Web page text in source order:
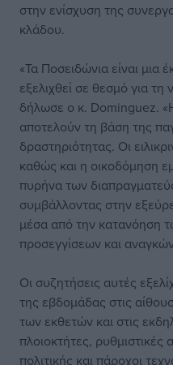
στην ενίσχυση της
κλάδου.
«Τα Ποσειδώνια είναι μια
εξελιχθεί σε θεσμό για τη
δήλωσε ο κ. Dominguez.
αποτελούν τη βάση της
δραστηριότητας. Οι
καθώς και η οικοδόμηση
πυρήνα των
συμβάλλοντας στην
μέσα από την κατανόηση
προσεγγίσεων και
Οι συζητήσεις αυτές
της εβδομάδας στις
των εκθετών και στις
πλοιοκτήτες,
πολιτικής και πάροχοι